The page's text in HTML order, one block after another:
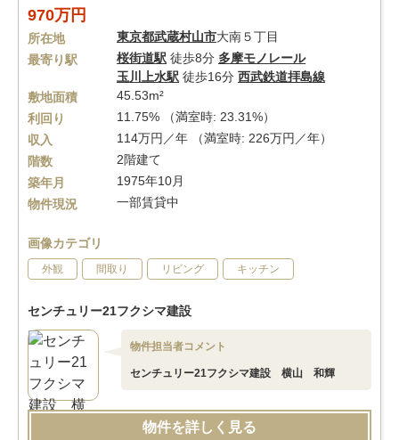
970万円
所在地 東京都武蔵村山市大南５丁目
最寄り駅
桜街道駅 徒歩8分 多摩モノレール
玉川上水駅 徒歩16分 西武鉄道拝島線
敷地面積
45.53m²
利回り
11.75% （満室時: 23.31%）
収入
114万円／年 （満室時: 226万円／年）
階数
2階建て
築年月
1975年10月
物件現況
一部賃貸中
画像カテゴリ
外観 間取り リビング キッチン
センチュリー21フクシマ建設
物件担当者コメント
センチュリー21フクシマ建設 横山 和輝
物件を詳しく見る